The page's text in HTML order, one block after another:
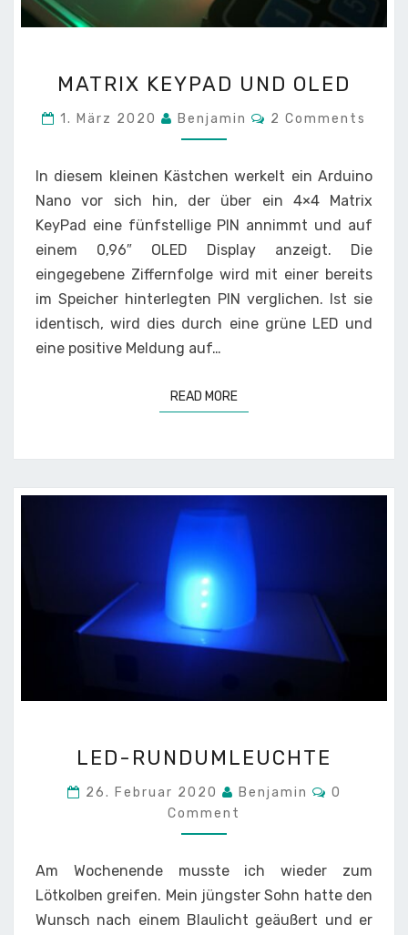
KEYPAD
OLED
MATRIX KEYPAD UND OLED
1. März 2020 Benjamin Comments
2 Comments
In diesem kleinen Kästchen werkelt ein Arduino
Nano vor sich hin, der über ein 4×4 Matrix
KeyPad eine fünfstellige PIN annimmt und auf
einem 0,96″ OLED Display anzeigt. Die
eingegebene Ziffernfolge wird mit einer bereits
im Speicher hinterlegten PIN verglichen. Ist sie
identisch, wird dies durch eine grüne LED und
eine positive Meldung auf…
READ MOREREAD MORE
RUNDUMLEUCHTE
LED-RUNDUMLEUCHTE
26. Februar 2020 Benjamin
0
Comment
Am Wochenende musste ich wieder zum
Lötkolben greifen. Mein jüngster Sohn hatte den
Wunsch nach einem Blaulicht geäußert und er